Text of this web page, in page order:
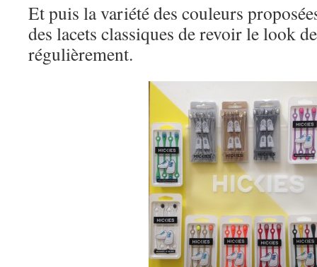
Et puis la variété des couleurs
des lacets classiques de revoir le look
régulièrement.